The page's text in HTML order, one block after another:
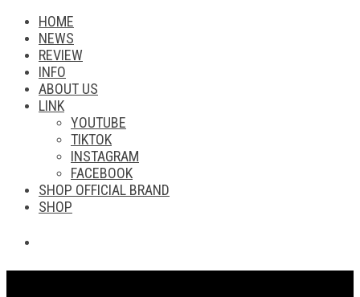
HOME
NEWS
REVIEW
INFO
ABOUT US
LINK
YOUTUBE
TIKTOK
INSTAGRAM
FACEBOOK
SHOP OFFICIAL BRAND
SHOP